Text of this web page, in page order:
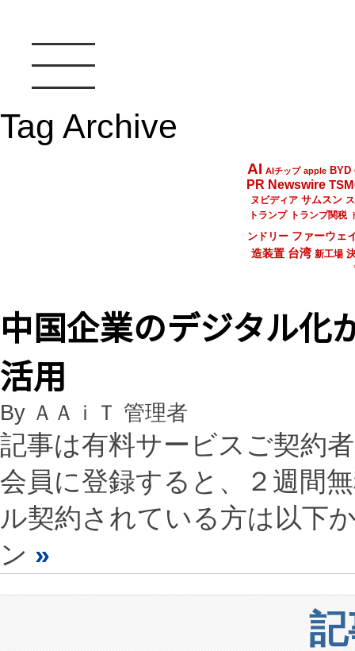
Tag Archive
AI AIチップ apple BYD
PR Newswire
ヌビディア サムスン
トランプ
トランプ関税
ンドリー ファーウェ
造装置 台湾 新工場
中国企業のデジタル化
活用
By ＡＡｉＴ 管理者
記事は有料サービスご契約
会員に登録すると、２週間
ル契約されている方は以下
ン »